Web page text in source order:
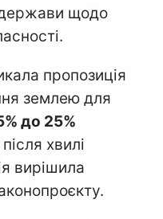
щодо
пропозиція
землею для
до 25%
хвилі
вирішила